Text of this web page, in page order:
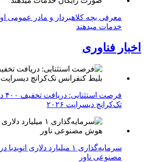
معرفی بچه کلاهبردار و مادر عمومی
خدمات میدهند
اخبار فناوری
تک‌کرانچ دیسراپت ۲۰۲۶
سرمایه‌گذاری ۱ میلیارد دلاری
مصنوعی ناور